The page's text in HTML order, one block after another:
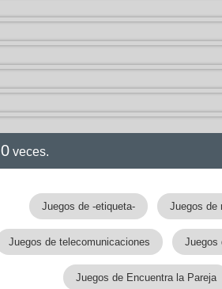
0 veces.
Juegos de -etiqueta- Juegos de
Juegos de telecomunicaciones Juegos
Juegos de Encuentra la Pareja